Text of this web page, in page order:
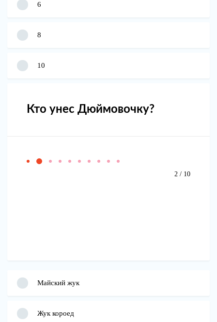
6
8
10
Кто унес Дюймовочку?
2 / 10
Майский жук
Жук короед